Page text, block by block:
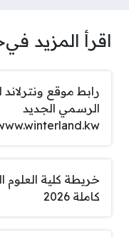
اقرأ المزيد في
رابط موقع ونترلاند
الرسمي الجديد
خريطة كلية العلوم
كاملة 2026